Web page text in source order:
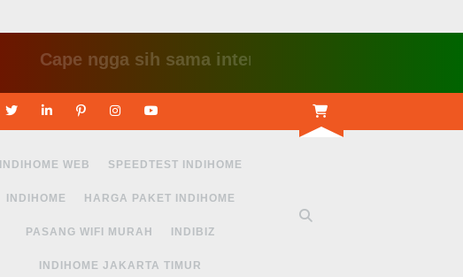
Cape ngga sih sama internet yang lambat gitu gitu
FacebookTwitter LinkedinPinterestInstagram
INDIHOME WEB SPEEDTEST INDIHOME
INDIHOME HARGA PAKET INDIHOME
PASANG WIFI MURAH INDIBIZ
INDIHOME JAKARTA TIMUR